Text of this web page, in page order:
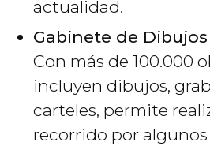
actualidad.
Gabinete de
Con más de 100.000
incluyen dibujos,
carteles, permite
recorrido por algunos